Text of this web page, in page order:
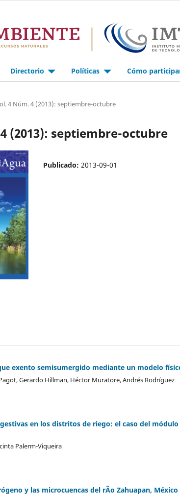
Directorio Políticas Cómo
4 Núm. 4 (2013): septiembre-octubre
(2013): septiembre-octubre
Publicado: 2013-09-01
exento semisumergido mediante un modelo
Gerardo Hillman, Héctor Muratore, Andrés Rodríguez
en los distritos de riego: el caso del
Palerm-Viqueira
y las microcuencas del rÃ­o Zahuapan, México